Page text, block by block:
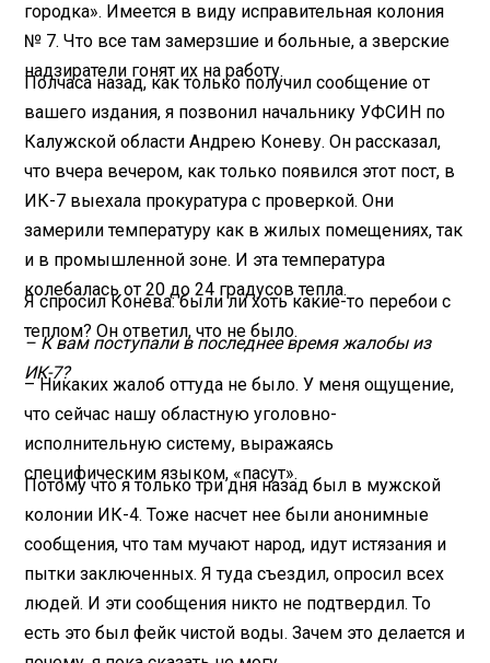
городка». Имеется в виду исправительная колония
№ 7. Что все там замерзшие и больные, а зверские
надзиратели гонят их на работу.
Полчаса назад, как только получил сообщение от
вашего издания, я позвонил начальнику УФСИН по
Калужской области Андрею Коневу. Он рассказал,
что вчера вечером, как только появился этот пост, в
ИК-7 выехала прокуратура с проверкой. Они
замерили температуру как в жилых помещениях, так
и в промышленной зоне. И эта температура
колебалась от 20 до 24 градусов тепла.
Я спросил Конева: были ли хоть какие-то перебои с
теплом? Он ответил, что не было.
– К вам поступали в последнее время жалобы из
ИК-7?
– Никаких жалоб оттуда не было. У меня ощущение,
что сейчас нашу областную уголовно-
исполнительную систему, выражаясь
специфическим языком, «пасут».
Потому что я только три дня назад был в мужской
колонии ИК-4. Тоже насчет нее были анонимные
сообщения, что там мучают народ, идут истязания и
пытки заключенных. Я туда съездил, опросил всех
людей. И эти сообщения никто не подтвердил. То
есть это был фейк чистой воды. Зачем это делается и